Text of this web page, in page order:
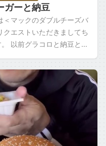
ガーと納豆
＜マックのダブルチーズバ
エストいただきましてち
以前グラコロと納豆とい